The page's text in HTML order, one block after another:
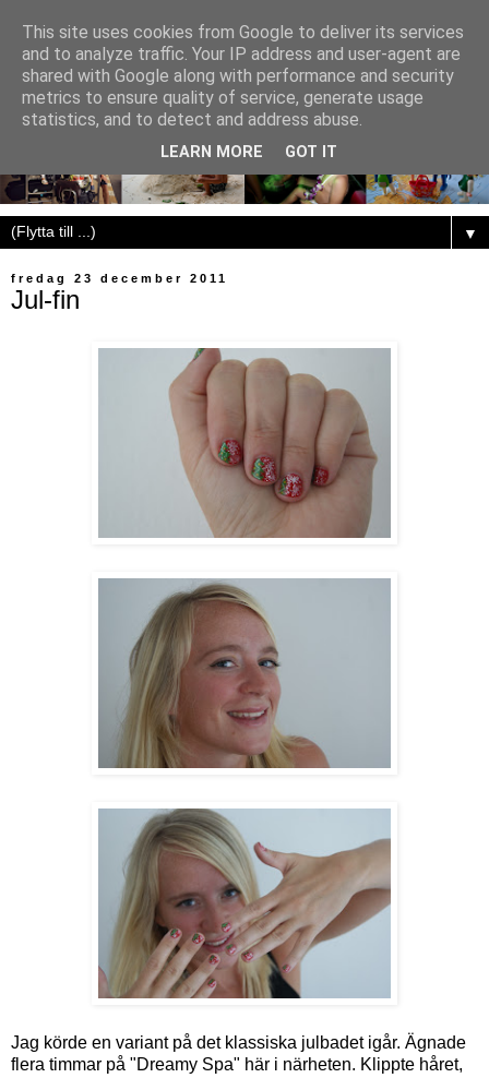
▼
fredag 23 december 2011
Jul-fin
Jag körde en variant på det klassiska julbadet igår. Ägnade
flera timmar på "Dreamy Spa" här i närheten. Klippte håret,
This site uses cookies from Google to deliver its services
and to analyze traffic. Your IP address and user-agent are
shared with Google along with performance and security
metrics to ensure quality of service, generate usage
statistics, and to detect and address abuse.
LEARN MORE GOT IT